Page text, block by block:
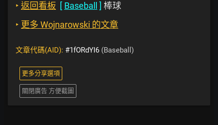
‣ 返回看板 [ Baseball ] 棒球
‣ 更多 Wojnarowski 的文章
文章代碼(AID): #1fORdYI6 (Baseball)
更多分享選項
關閉廣告 方便截圖